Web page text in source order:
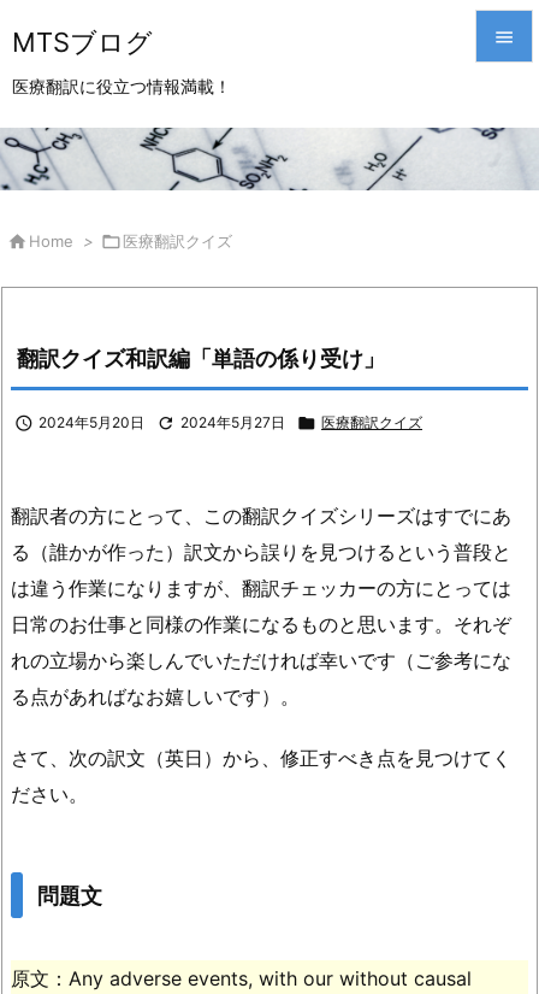
MTSブログ
医療翻訳に役立つ情報満載！


 Home > 医療翻訳クイズ
翻訳クイズ和訳編「単語の係り受け」
 2024年5月20日  2024年5月27日  医療翻訳クイズ
翻訳者の方にとって、この翻訳クイズシリーズはすでにあ
る（誰かが作った）訳文から誤りを見つけるという普段と
は違う作業になりますが、翻訳チェッカーの方にとっては
日常のお仕事と同様の作業になるものと思います。それぞ
れの立場から楽しんでいただければ幸いです（ご参考にな
る点があればなお嬉しいです）。
さて、次の訳文（英日）から、修正すべき点を見つけてく
ださい。
問題文
原文：Any adverse events, with our without causal